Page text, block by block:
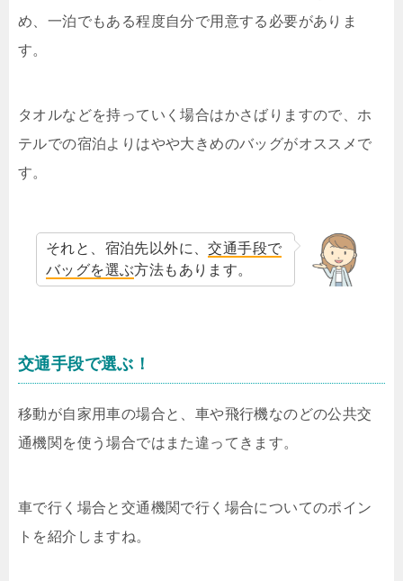
め、一泊でもある程度自分で用意する必要がありま
す。
タオルなどを持っていく場合はかさばりますので、ホ
テルでの宿泊よりはやや大きめのバッグがオススメで
す。
それと、宿泊先以外に、交通手段で
バッグを選ぶ方法もあります。
交通手段で選ぶ！
移動が自家用車の場合と、車や飛行機なのどの公共交
通機関を使う場合ではまた違ってきます。
車で行く場合と交通機関で行く場合についてのポイン
トを紹介しますね。